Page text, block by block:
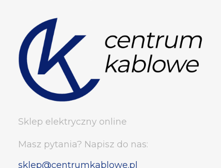
Sklep elektryczny online
Masz pytania? Napisz do nas:
sklep@centrumkablowe.pl